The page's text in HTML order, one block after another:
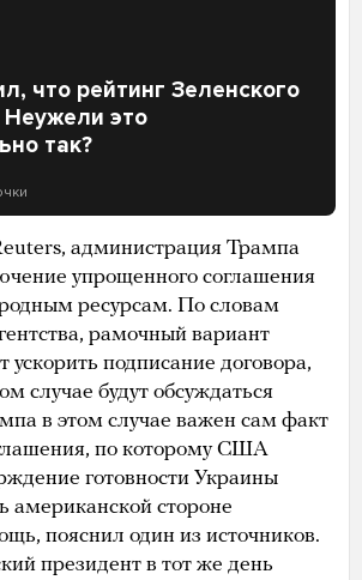
что рейтинг Зеленского
Неужели это
так?
администрация Трампа
упрощенного соглашения
ресурсам. По словам
рамочный вариант
ускорить подписание договора,
случае будут обсуждаться
в этом случае важен сам факт
по которому США
готовности Украины
американской стороне
пояснил один из источников.
президент в тот же день